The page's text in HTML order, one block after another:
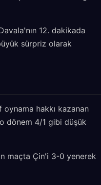
12. dakikada
sürpriz olarak
hakkı kazanan
o dönem 4/1 gibi düşük
maçta Çin'i 3-0 yenerek